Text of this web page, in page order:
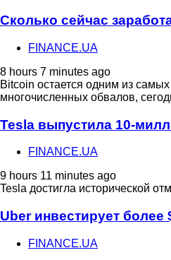
Сколько сейчас
FINANCE.UA
8 hours 7 minutes ago
Bitcoin остается одним из
многочисленных обвалов,
Tesla выпустила 10-
FINANCE.UA
9 hours 11 minutes ago
Tesla достигла исторической
Uber инвестирует
FINANCE.UA